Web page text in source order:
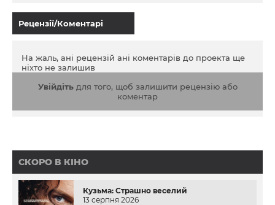
Рецензії/Коментарі
На жаль, ані рецензій ані коментарів до проекта ще
ніхто не залишив
Увійдітьдля того, щоб залишити рецензію або
коментар
СКОРО В КІНО
Кузьма: Страшно веселий
13 серпня 2026